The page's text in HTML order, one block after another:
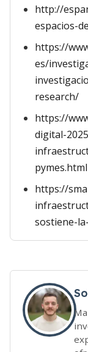
http://
espacios-
https://
es/
research/
https://
digital-
pymes.html
https://
sostiene-